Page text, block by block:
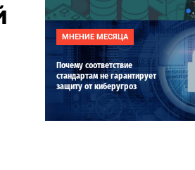
МНЕНИЕ МЕСЯЦА
Почему соответствие
стандартам не гарантирует
защиту от киберугроз